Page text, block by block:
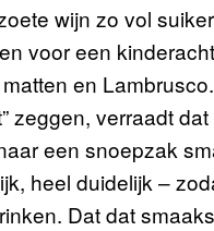
wijn zo vol
voor een
en
zeggen, verraadt
een snoepzak
heel duidelijk –
Dat dat